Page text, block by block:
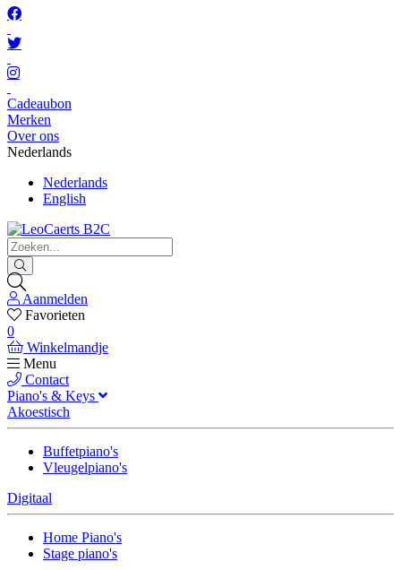
Cadeaubon
Merken
Over ons
Nederlands
Nederlands
English
Aanmelden
Favorieten
0
Winkelmandje
Menu
Contact
Piano's & Keys
Akoestisch
Buffetpiano's
Vleugelpiano's
Digitaal
Home Piano's
Stage piano's